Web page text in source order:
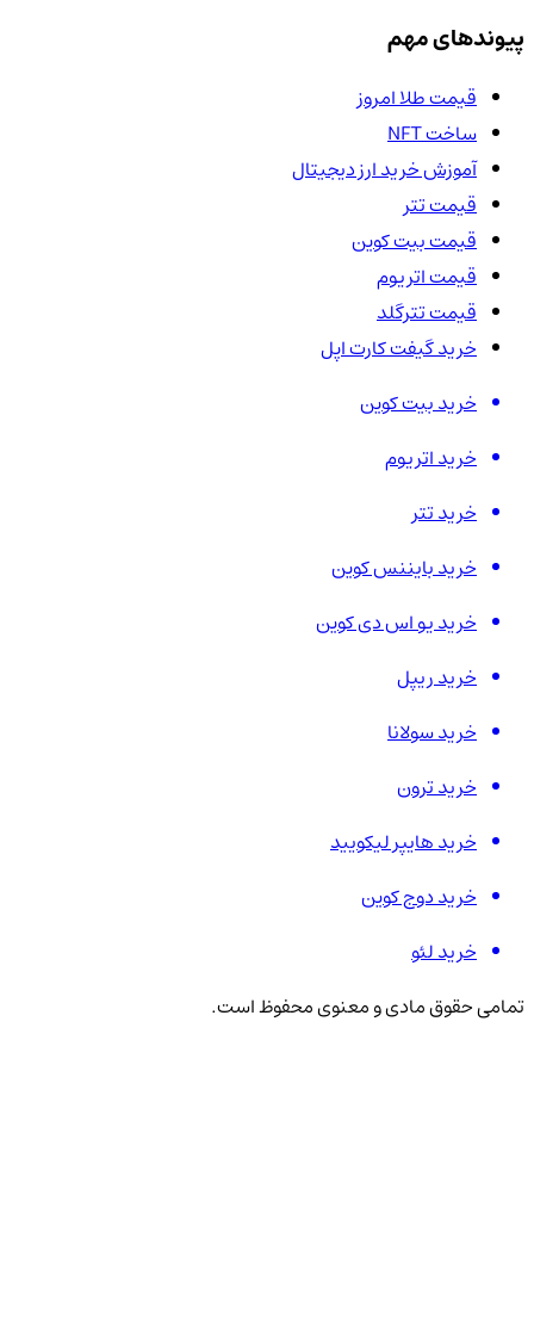
پیوندهای مهم
قیمت طلا امروز
ساخت NFT
آموزش خرید ارز دیجیتال
قیمت تتر
قیمت بیت کوین
قیمت اتریوم
قیمت تترگلد
خرید گیفت کارت اپل
خرید بیت کوین
خرید اتریوم
خرید تتر
خرید بایننس کوین
خرید یو اس دی کوین
خرید ریپل
خرید سولانا
خرید ترون
خرید هایپر لیکویید
خرید دوج کوین
خرید لئو
تمامی حقوق مادی و معنوی محفوظ است.